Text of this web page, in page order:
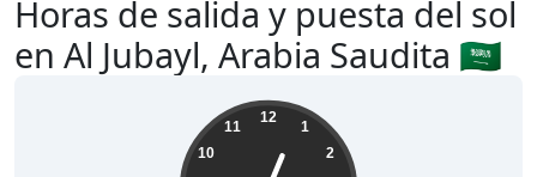
Horas de salida y puesta del sol
en Al Jubayl, Arabia Saudita 🇸🇦
12
1
2
10
11